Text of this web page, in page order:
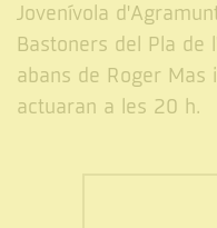
Jovenívola
Bastoners del Pla de
abans de Roger Mas
actuaran a les 20 h.